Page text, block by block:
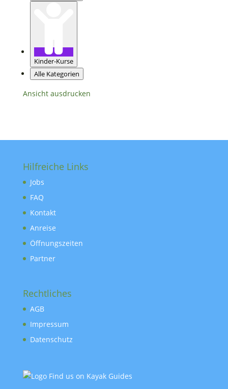
Kinder-Kurse
Alle Kategorien
Ansichtausdrucken
Hilfreiche Links
Jobs
FAQ
Kontakt
Anreise
Öffnungszeiten
Partner
Rechtliches
AGB
Impressum
Datenschutz